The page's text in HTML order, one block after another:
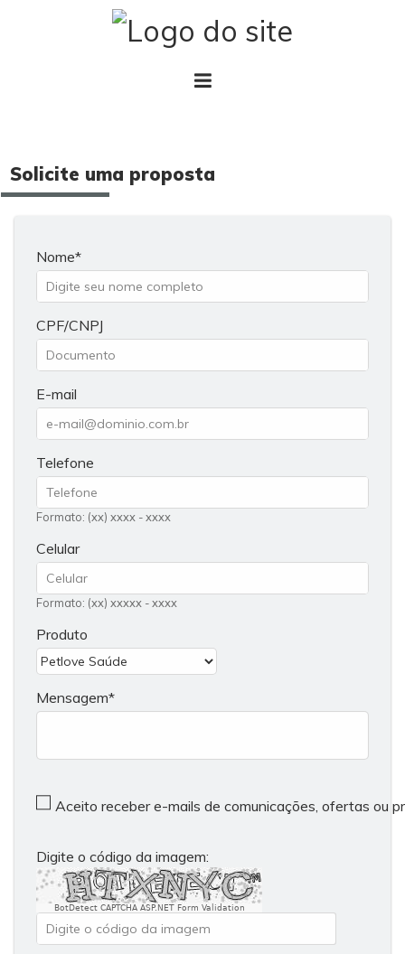
Solicite uma proposta
Nome
CPF/CNPJ
E-mail
Telefone
Formato: (xx) xxxx - xxxx
Celular
Formato: (xx) xxxxx - xxxx
Produto
Mensagem
Aceito receber e-mails de comunicações, ofertas ou
Digite o código da imagem:
BotDetect CAPTCHA ASP.NET Form Validation